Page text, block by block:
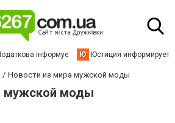
інформує Ю Юстиция информирует
Новости из мира мужской моды
мужской моды